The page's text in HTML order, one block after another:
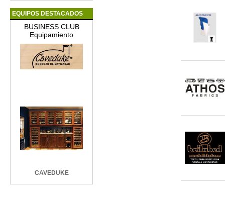
EQUIPOS DESTACADOS
BUSINESS CLUB
Equipamiento
CAVEDUKE